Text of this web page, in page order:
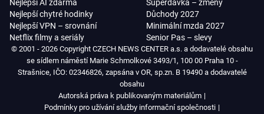
Nejlepší AI zdarma
Nejlepší chytré hodinky
Nejlepší VPN – srovnání
Netflix filmy a seriály
Superdávka – změny
Důchody 2027
Minimální mzda 2027
Senior Pas – slevy
© 2001 - 2026 Copyright CZECH NEWS CENTER a.s. a dodavatelé obsahu
se sídlem náměstí Marie Schmolkové 3493/1, 100 00 Praha 10 -
Strašnice, IČO: 02346826, zapsána v OR, sp.zn. B 19490 a dodavatelé
obsahu
Autorská práva k publikovaným materiálům
Podmínky pro užívání služby informační společnosti